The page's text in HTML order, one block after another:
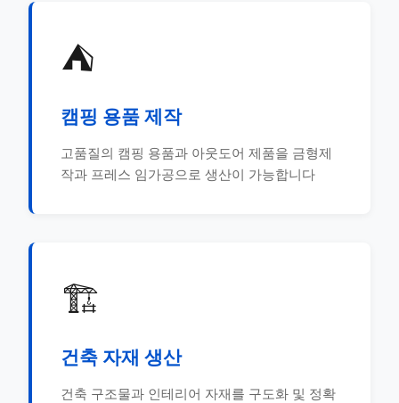
⛺
캠핑 용품 제작
고품질의 캠핑 용품과 아웃도어 제품을 금형제
작과 프레스 임가공으로 생산이 가능합니다
🏗️
건축 자재 생산
건축 구조물과 인테리어 자재를 구도화 및 정확